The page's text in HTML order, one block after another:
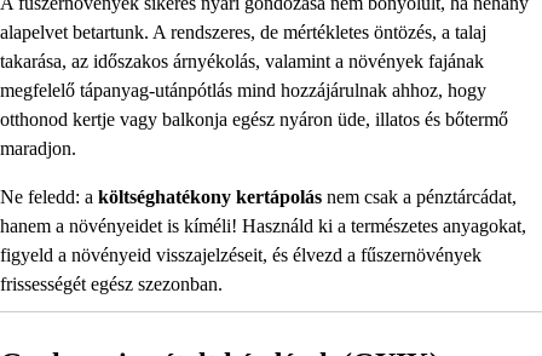
alapelvet betartunk. A rendszeres, de mértékletes öntözés, a talaj
takarása, az időszakos árnyékolás, valamint a növények fajának
megfelelő tápanyag-utánpótlás mind hozzájárulnak ahhoz, hogy
otthonod kertje vagy balkonja egész nyáron üde, illatos és bőtermő
maradjon.
Ne feledd: a költséghatékony kertápolás nem csak a pénztárcádat,
hanem a növényeidet is kíméli! Használd ki a természetes anyagokat,
figyeld a növényeid visszajelzéseit, és élvezd a fűszernövények
frissességét egész szezonban.